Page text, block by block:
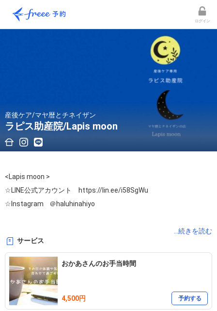
ログイン
産後ケア/マヤ暦とチネイザン
ラピス助産院/Lapis moon
<Lapis moon >
☆LINE公式アカウント
https://lin.ee/i58SgWu
☆Instagram    ＠haluhinahiyo
☆LINE公式アカウント
☆Instagram    @lapis_jyosanin
☆HP https://lapisjyosanin.my.canva.site/
助産師、マヤ暦アドバイザー、チネイザンセラピスト
...続きを読む
サービス
おかあさんのお手当時間
4,500円 予約する